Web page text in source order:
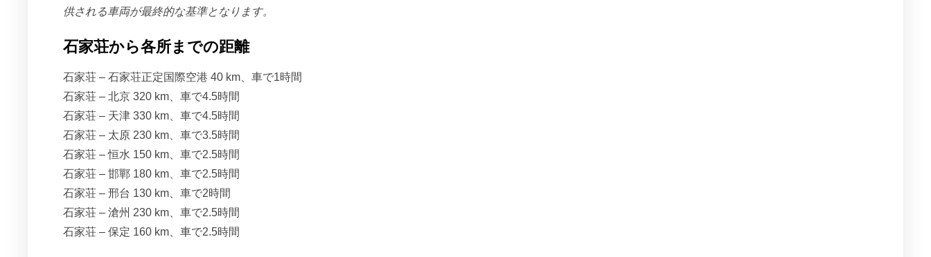
供される車両が最終的な基準となります。
石家荘から各所までの距離
石家荘 – 石家荘正定国際空港 40 km、車で1時間
石家荘 – 北京 320 km、車で4.5時間
石家荘 – 天津 330 km、車で4.5時間
石家荘 – 太原 230 km、車で3.5時間
石家荘 – 恒水 150 km、車で2.5時間
石家荘 – 邯鄲 180 km、車で2.5時間
石家荘 – 邢台 130 km、車で2時間
石家荘 – 滄州 230 km、車で2.5時間
石家荘 – 保定 160 km、車で2.5時間